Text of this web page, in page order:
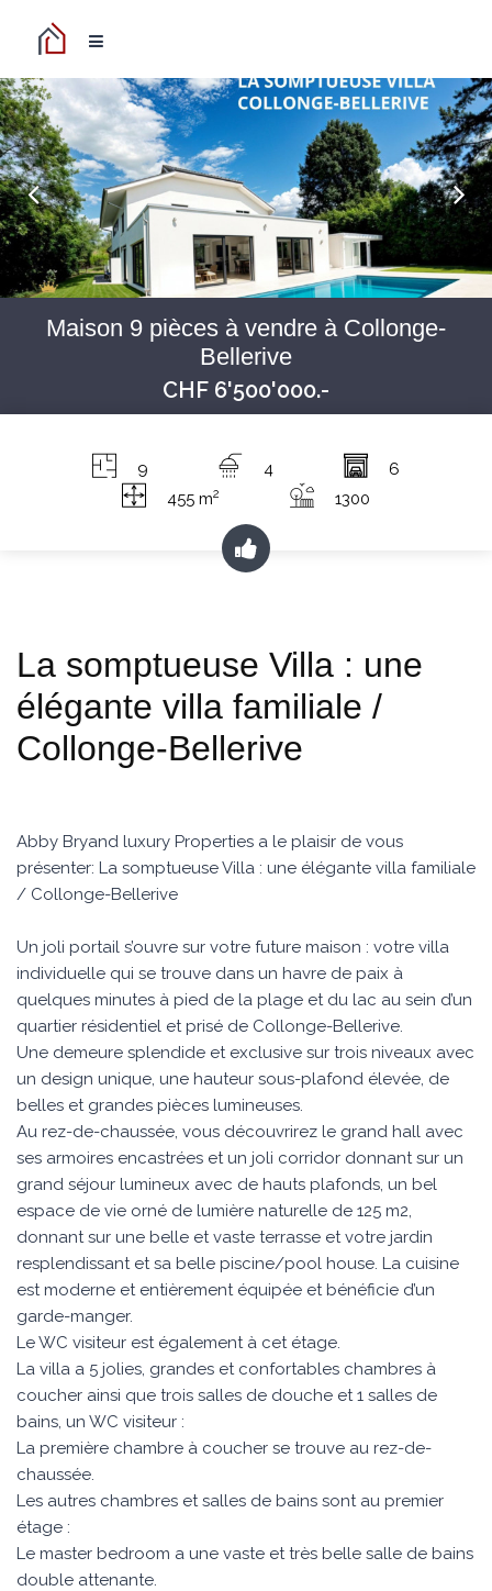
Maison 9 pièces à vendre à Collonge-
Bellerive
CHF 6'500'000.-
9 4
6
455 m2 1300
La somptueuse Villa : une
élégante villa familiale /
Collonge-Bellerive
Abby Bryand luxury Properties a le plaisir de vous
présenter: La somptueuse Villa : une élégante villa familiale
/ Collonge-Bellerive
Un joli portail s’ouvre sur votre future maison : votre villa
individuelle qui se trouve dans un havre de paix à
quelques minutes à pied de la plage et du lac au sein d’un
quartier résidentiel et prisé de Collonge-Bellerive.
Une demeure splendide et exclusive sur trois niveaux avec
un design unique, une hauteur sous-plafond élevée, de
belles et grandes pièces lumineuses.
Au rez-de-chaussée, vous découvrirez le grand hall avec
ses armoires encastrées et un joli corridor donnant sur un
grand séjour lumineux avec de hauts plafonds, un bel
espace de vie orné de lumière naturelle de 125 m2,
donnant sur une belle et vaste terrasse et votre jardin
resplendissant et sa belle piscine/pool house. La cuisine
est moderne et entièrement équipée et bénéficie d’un
garde-manger.
Le WC visiteur est également à cet étage.
La villa a 5 jolies, grandes et confortables chambres à
coucher ainsi que trois salles de douche et 1 salles de
bains, un WC visiteur :
La première chambre à coucher se trouve au rez-de-
chaussée.
Les autres chambres et salles de bains sont au premier
étage :
Le master bedroom a une vaste et très belle salle de bains
double attenante.